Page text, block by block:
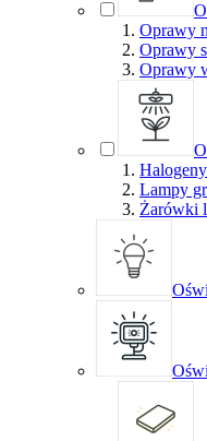
Oprawy
Oprawy
Oprawy
Lampy
Żarówki